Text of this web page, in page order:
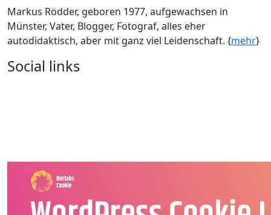
Markus Rödder, geboren 1977, aufgewachsen in
Münster, Vater, Blogger, Fotograf, alles eher
autodidaktisch, aber mit ganz viel Leidenschaft. {mehr}
Social links